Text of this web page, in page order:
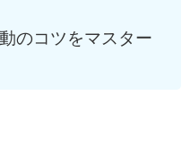
のコツをマスター